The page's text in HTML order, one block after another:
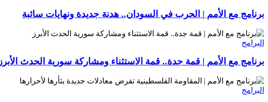
برنامج مع الأمم | الحرب في السودان.. هدنة جديدة ونهايات سائبة
البرامج
برنامج مع الأمم | قمة جدة.. قمة الاستثناء ومشاركة سورية الحدث الأبرز
البرامج